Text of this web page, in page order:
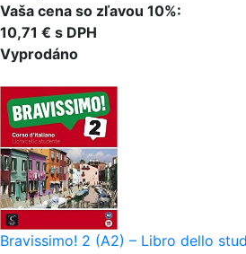
Vaša cena so zľavou 10%:
10,71 € s DPH
Vyprodáno
Bravissimo! 2 (A2) – Libro dello